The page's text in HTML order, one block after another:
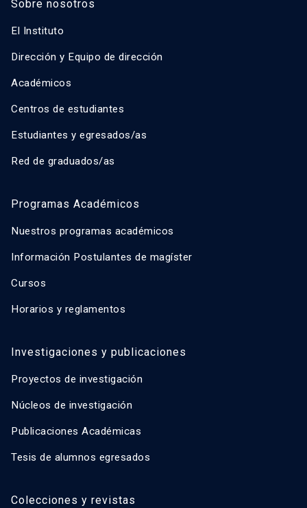
Sobre nosotros
El Instituto
Dirección y Equipo de dirección
Académicos
Centros de estudiantes
Estudiantes y egresados/as
Red de graduados/as
Programas Académicos
Nuestros programas académicos
Información Postulantes de magíster
Cursos
Horarios y reglamentos
Investigaciones y publicaciones
Proyectos de investigación
Núcleos de investigación
Publicaciones Académicas
Tesis de alumnos egresados
Colecciones y revistas